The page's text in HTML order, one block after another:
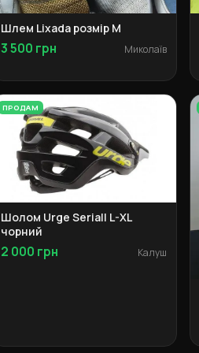
Шлем Lixada розмір М
3 500 грн Миколаїв
ПРОДАМ
Шолом Urge Seriall L-XL
чорний
2 000 грн Калуш